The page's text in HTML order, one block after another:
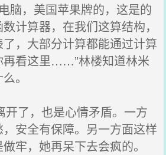
脑，美国苹果牌的，这是的
计算器，在我们这算结构，
，大部分计算都能通过计算
再看这里……”林楼知道林米
。
了，也是心情矛盾。一方
安全有保障。另一方面这样
牢，她再呆下去会疯的。